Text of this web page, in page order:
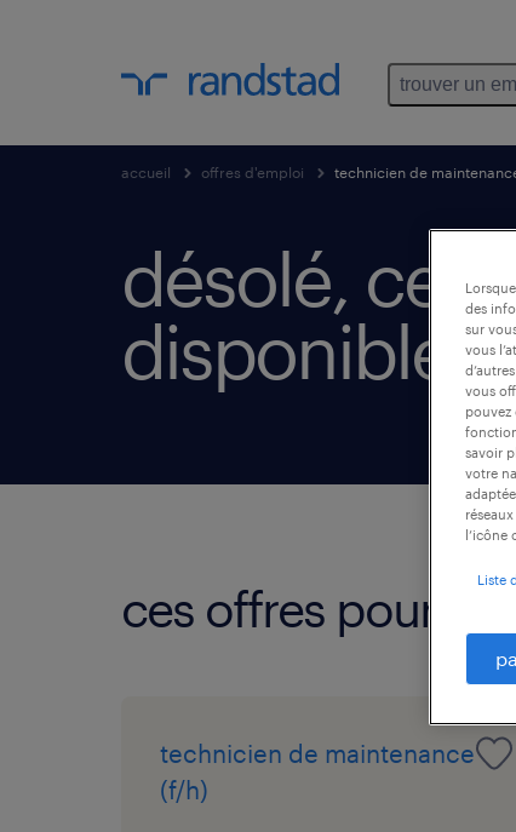
trouver un
accueil offres d'emploi technicien de
désolé,
disponible.
ces offres
technicien de maintenance
(f/h)
des
sur
vous
vous
pouvez
savoir
votre
l’icône
Liste